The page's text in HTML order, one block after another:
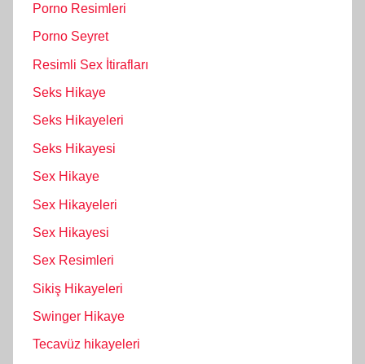
Porno Resimleri
Porno Seyret
Resimli Sex İtirafları
Seks Hikaye
Seks Hikayeleri
Seks Hikayesi
Sex Hikaye
Sex Hikayeleri
Sex Hikayesi
Sex Resimleri
Sikiş Hikayeleri
Swinger Hikaye
Tecavüz hikayeleri